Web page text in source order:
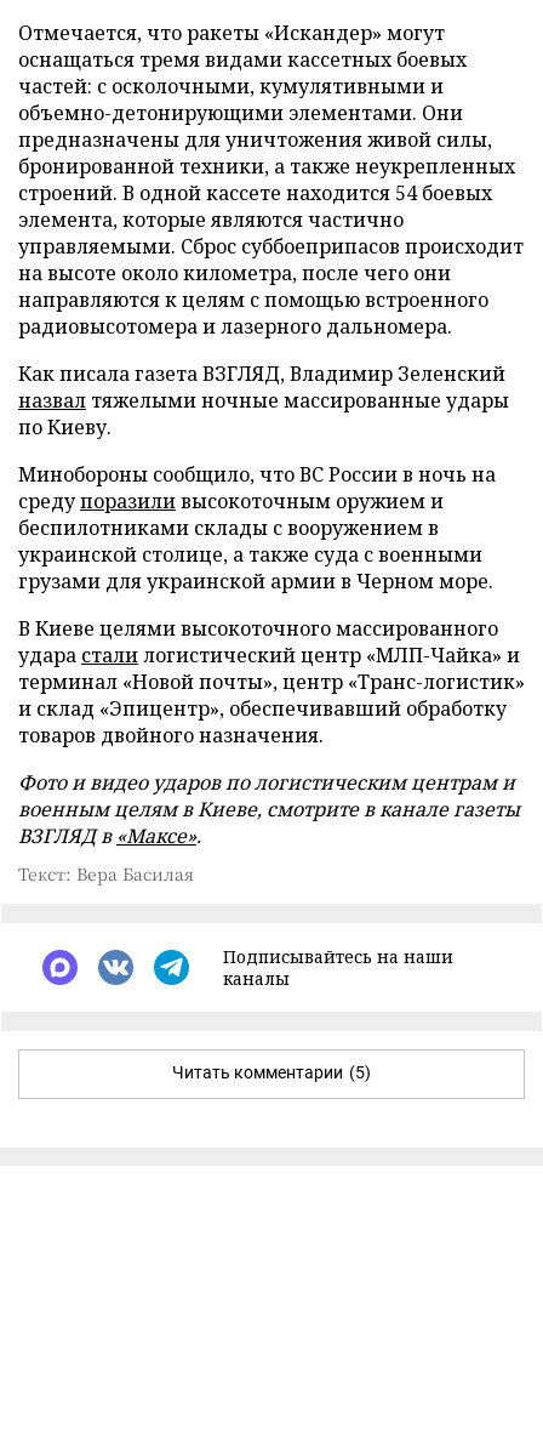
Отмечается, что ракеты «Искандер» могут
оснащаться тремя видами кассетных боевых
частей: с осколочными, кумулятивными и
объемно-детонирующими элементами. Они
предназначены для уничтожения живой силы,
бронированной техники, а также неукрепленных
строений. В одной кассете находится 54 боевых
элемента, которые являются частично
управляемыми. Сброс суббоеприпасов происходит
на высоте около километра, после чего они
направляются к целям с помощью встроенного
радиовысотомера и лазерного дальномера.
Как писала газета ВЗГЛЯД, Владимир Зеленский
назвал тяжелыми ночные массированные удары
по Киеву.
Минобороны сообщило, что ВС России в ночь на
средупоразиливысокоточным оружием и
беспилотниками склады с вооружением в
украинской столице, а также суда с военными
грузами для украинской армии в Черном море.
В Киеве целями высокоточного массированного
удара сталилогистический центр «МЛП-Чайка» и
терминал «Новой почты», центр «Транс-логистик»
и склад «Эпицентр», обеспечивавший обработку
товаров двойного назначения.
Фото и видео ударов по логистическим центрам и
военным целям в Киеве, смотрите в канале газеты
ВЗГЛЯД в «Максе».
Текст: Вера Басилая
Подписывайтесь на наши
каналы
Читать комментарии (5)